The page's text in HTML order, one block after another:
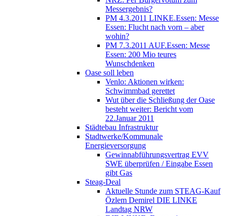
Messergebnis?
PM 4.3.2011 LINKE.Essen: Messe
Essen: Flucht nach vorn – aber
wohin?
PM 7.3.2011 AUF.Essen: Messe
Essen: 200 Mio teures
Wunschdenken
Oase soll leben
Venlo: Aktionen wirken:
Schwimmbad gerettet
Wut über die Schließung der Oase
besteht weiter: Bericht vom
22.Januar 2011
Städtebau Infrastruktur
Stadtwerke/Kommunale
Energieversorgung
Gewinnabführungsvertrag EVV
SWE überprüfen / Eingabe Essen
gibt Gas
Steag-Deal
Aktuelle Stunde zum STEAG-Kauf
Özlem Demirel DIE LINKE
Landtag NRW